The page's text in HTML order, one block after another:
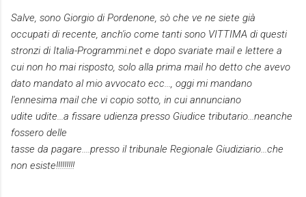
Salve, sono Giorgio di Pordenone, sò che ve ne siete già
occupati di recente, anch'io come tanti sono VITTIMA di questi
stronzi di Italia-Programmi.net e dopo svariate mail e lettere a
cui non ho mai risposto, solo alla prima mail ho detto che avevo
dato mandato al mio avvocato ecc..., oggi mi mandano
l'ennesima mail che vi copio sotto, in cui annunciano
udite udite...a fissare udienza presso Giudice tributario...neanche
fossero delle
tasse da pagare....presso il tribunale Regionale Giudiziario...che
non esiste!!!!!!!!!